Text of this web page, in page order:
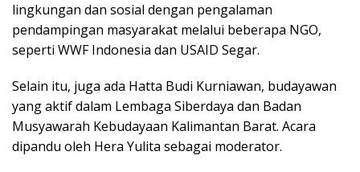
lingkungan dan sosial dengan pengalaman
pendampingan masyarakat melalui beberapa NGO,
seperti WWF Indonesia dan USAID Segar.
Selain itu, juga ada Hatta Budi Kurniawan, budayawan
yang aktif dalam Lembaga Siberdaya dan Badan
Musyawarah Kebudayaan Kalimantan Barat. Acara
dipandu oleh Hera Yulita sebagai moderator.